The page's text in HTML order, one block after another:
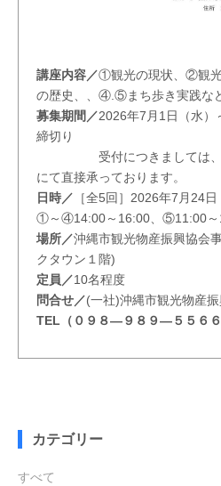
カテゴリー
すべて
講座内容／①観光の現状、②観
の歴史、、④.⑤まち歩き実践な
募集期間／2026年7月1日（水
締切り
受付につきましては、沖
にて直接承っております。
日時／ ［全5回］2026年7月24
①～④14:00～16:00、⑤11:00
場所／沖縄市観光物産振興協会
クタウン１階)
定員／10名程度
問合せ／(一社)沖縄市観光物産
TEL（０９８—９８９—５５６６